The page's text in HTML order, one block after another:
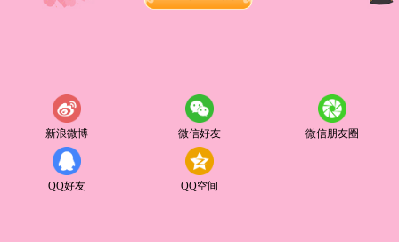
新浪微博 微信好友 微信朋友圈
QQ好友 QQ空间